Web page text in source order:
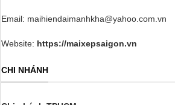
Email: maihiendaimanhkha@yahoo.com.vn
Website: https://maixepsaigon.vn
CHI NHÁNH